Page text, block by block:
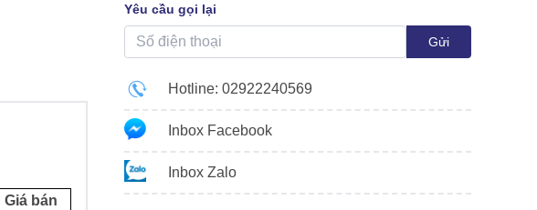
Giá bán
Yêu cầu gọi lại
Gửi
Hotline: 02922240569
Inbox Facebook
Inbox Zalo